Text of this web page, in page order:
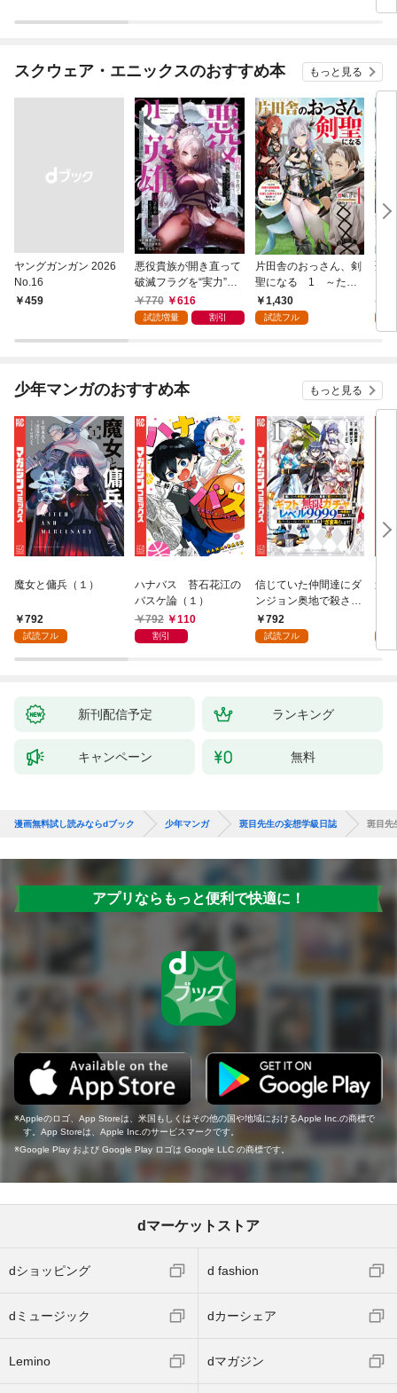
スクウェア・エニックスのおすすめ本 もっと見る
ヤングガンガン 2026
No.16
￥459
悪役貴族が開き直って
破滅フラグを“実力”で
叩き折っていたら、い
つの間にかヒロイン達
770 616
試読増量 割引
片田舎のおっさん、剣
聖になる 1 ～ただ
の田舎の剣術師範だっ
たのに、大成した弟子
1,430
試読フル
聖
巻
少年マンガのおすすめ本 もっと見る
魔女と傭兵（１）
792
試読フル
ハナバス 苔石花江の
バスケ論（１）
792
110
割引
信じていた仲間達にダ
ンジョン奥地で殺され
かけたがギフト『無限
ガチャ』でレベル９９
（１）
792
試読フル
追
強
～
新刊配信予定 ランキング
キャンペーン 無料
漫画無料試し読みならdブック 少年マンガ 斑目先生の妄想学級日誌 斑目先
アプリならもっと便利で快適に！
Appleのロゴ、App Storeは、米国もしくはその他の国や地域におけるApple Inc.の商標で
す。App Storeは、Apple Inc.のサービスマークです。
Google Play および Google Play ロゴは Google LLC の商標です。
dマーケットストア
dショッピング d fashion
dミュージック dカーシェア
Lemino dマガジン